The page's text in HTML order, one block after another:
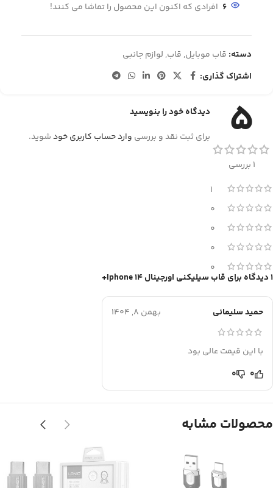
6 افرادی که اکنون این محصول را تماشا می کنند!
دسته: قاب موبایل, قاب, لوازم جانبی
اشتراک گذاری:
5
1 بررسی
1
0
0
0
0
1 دیدگاه برای قاب سیلیکنی اورجینال Iphone 14+
حمید سلیمانی بهمن 8, 1404
با این قیمت عالی بود
0
0
دیدگاه خود را بنویسید
برای ثبت نقد و بررسی وارد حساب کاربری خودشوید.
محصولات مشابه